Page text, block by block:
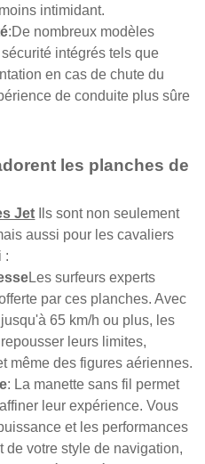
intimidant.
:De nombreux modèles
intégrés tels que
en cas de chute du
de conduite plus sûre
les planches de
Jet Ils sont non seulement
aussi pour les cavaliers
:
Les surfeurs experts
par ces planches. Avec
65 km/h ou plus, les
leurs limites,
même des figures aériennes.
: La manette sans fil permet
leur expérience. Vous
et les performances
de votre style de navigation,